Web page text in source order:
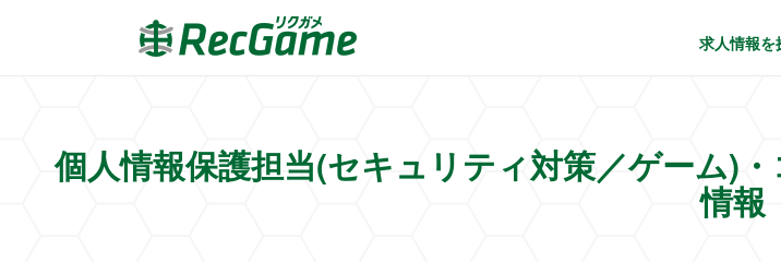
求人情報を
個人情報保護担当(セキュリティ対策／ゲーム)
情報